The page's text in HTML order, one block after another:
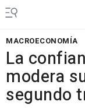
MACROECONOMÍA
La
modera
segundo